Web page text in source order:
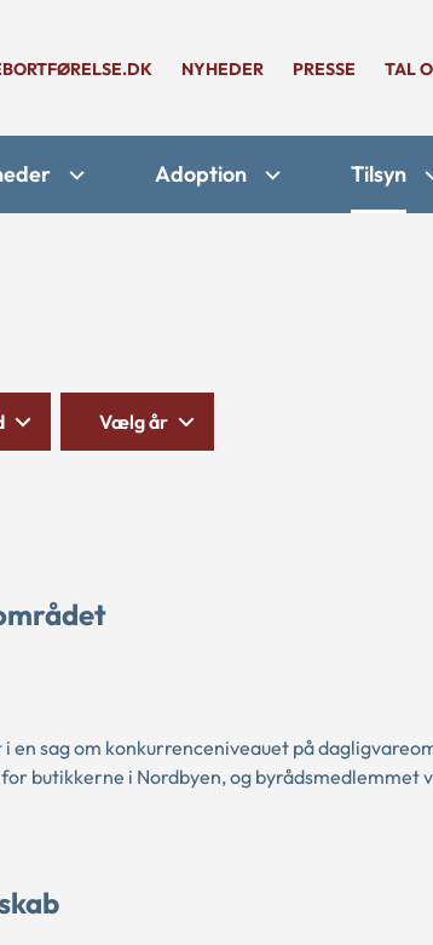
NYHEDER PRESSE TAL
Adoption Tilsyn
Vælg år
sag om konkurrenceniveauet på
butikkerne i Nordbyen, og byrådsmedlemmet